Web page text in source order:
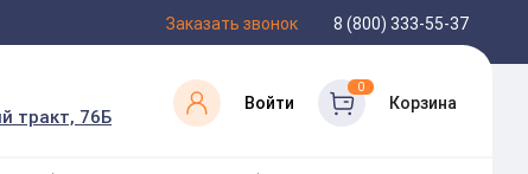
Заказать звонок 8 (800) 333-55-37
тракт, 76Б
Войти
0
Корзина